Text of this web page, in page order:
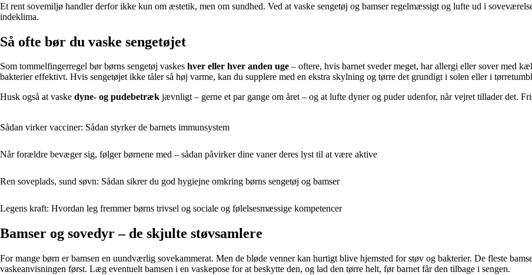
Et rent sovemiljø handler derfor ikke kun om æstetik, men om sundhed. Ved at vaske sengetøj og bamser regelmæssigt og lufte ud i
indeklima.
Så ofte bør du vaske sengetøjet
Som tommelfingerregel bør børns sengetøj vaskes hver eller hver anden uge – oftere, hvis barnet sveder meget, har allergi eller sover med
bakterier effektivt. Hvis sengetøjet ikke tåler så høj varme, kan du supplere med en ekstra skylning og tørre det grundigt i solen eller i
Husk også at vaske dyne- og pudebetræk jævnligt – gerne et par gange om året – og at lufte dyner og puder udenfor, når vejret tillader det.
Sådan virker vacciner: Sådan styrker de barnets immunsystem
Når forældre bevæger sig, følger børnene med – sådan påvirker dine vaner deres lyst til at være aktive
Ren soveplads, sund søvn: Sådan sikrer du god hygiejne omkring børns sengetøj og bamser
Legens kraft: Hvordan leg fremmer børns trivsel og sociale og følelsesmæssige kompetencer
Bamser og sovedyr – de skjulte støvsamlere
For mange børn er bamsen en uundværlig sovekammerat. Men de bløde venner kan hurtigt blive hjemsted for støv og bakterier. De fleste
vaskeanvisningen først. Læg eventuelt bamsen i en vaskepose for at beskytte den, og lad den tørre helt, før barnet får den tilbage i sengen.